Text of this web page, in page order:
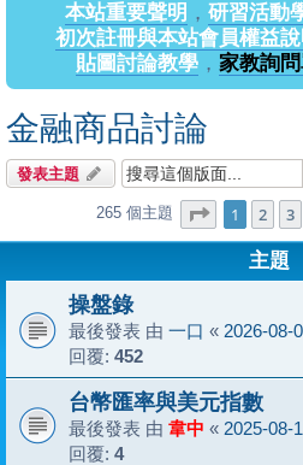
本站重要聲明 ， 研習活動
初次註冊與本站會員權益說
貼圖討論教學， 家教詢
金融商品討論
發表主題
265 個主題 1 頁 (共 14
1 2 3
主題
操盤錄
最後發表 由 一口 « 2026-08-
回覆: 452
台幣匯率與美元指數
最後發表 由 韋中 « 2025-08-
回覆: 4